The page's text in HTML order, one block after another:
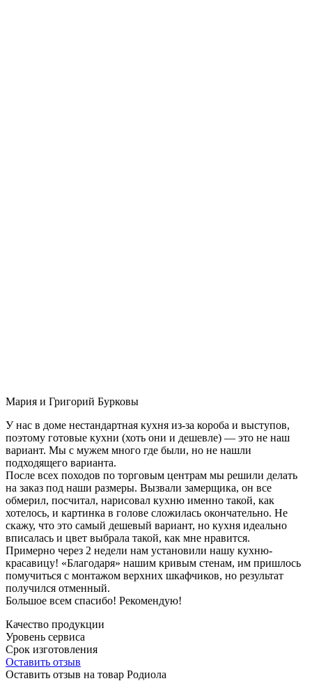
Мария и Григорий Бурковы
У нас в доме нестандартная кухня из-за короба и выступов,
поэтому готовые кухни (хоть они и дешевле) — это не наш
вариант. Мы с мужем много где были, но не нашли
подходящего варианта.
После всех походов по торговым центрам мы решили делать
на заказ под наши размеры. Вызвали замерщика, он все
обмерил, посчитал, нарисовал кухню именно такой, как
хотелось, и картинка в голове сложилась окончательно. Не
скажу, что это самый дешевый вариант, но кухня идеально
вписалась и цвет выбрала такой, как мне нравится.
Примерно через 2 недели нам установили нашу кухню-
красавицу! «Благодаря» нашим кривым стенам, им пришлось
помучиться с монтажом верхних шкафчиков, но результат
получился отменный.
Большое всем спасибо! Рекомендую!
Качество продукции
Уровень сервиса
Срок изготовления
Оставить отзыв
Оставить отзыв на товар Родиола